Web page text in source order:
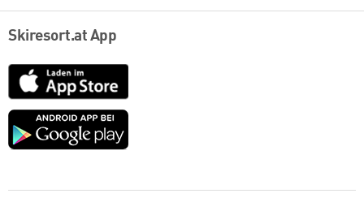
Skiresort.at App
App
Store
Google